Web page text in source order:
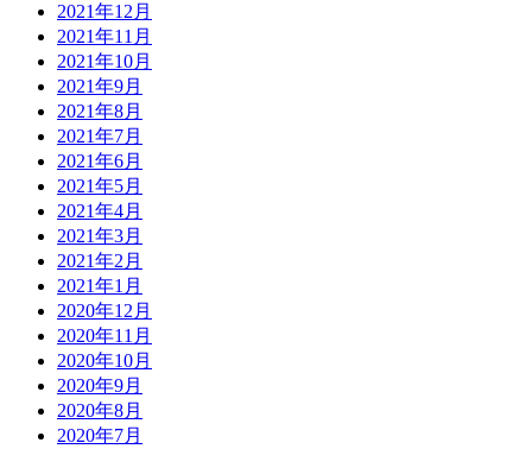
2021年12月
2021年11月
2021年10月
2021年9月
2021年8月
2021年7月
2021年6月
2021年5月
2021年4月
2021年3月
2021年2月
2021年1月
2020年12月
2020年11月
2020年10月
2020年9月
2020年8月
2020年7月